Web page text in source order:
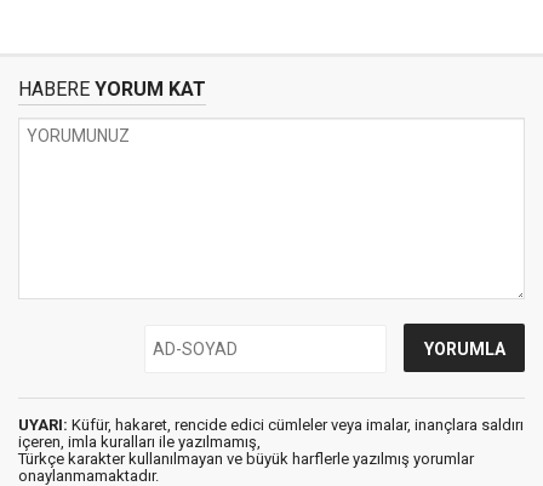
HABERE YORUM KAT
UYARI: Küfür, hakaret, rencide edici cümleler veya imalar, inançlara saldırı
içeren, imla kuralları ile yazılmamış,
Türkçe karakter kullanılmayan ve büyük harflerle yazılmış yorumlar
onaylanmamaktadır.